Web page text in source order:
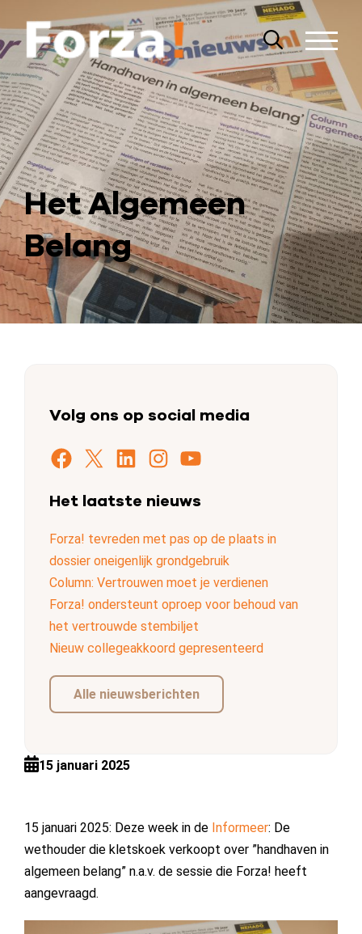
Het Algemeen
Belang
Volg ons op social media
Facebook X LinkedIn Instagram YouTube
Het laatste nieuws
Forza! tevreden met pas op de plaats in
dossier oneigenlijk grondgebruik
Column: Vertrouwen moet je verdienen
Forza! ondersteunt oproep voor behoud van
het vertrouwde stembiljet
Nieuw collegeakkoord gepresenteerd
Alle nieuwsberichten
15 januari 2025
15 januari 2025: Deze week in de Informeer: De
wethouder die kletskoek verkoopt over ”handhaven in
algemeen belang” n.a.v. de sessie die Forza! heeft
aangevraagd.